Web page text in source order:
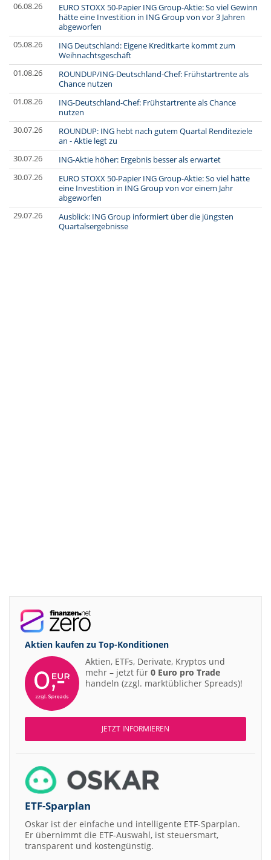
06.08.26
EURO STOXX 50-Papier ING Group-Aktie: So viel Gewinn
hätte eine Investition in ING Group von vor 3 Jahren
abgeworfen
05.08.26
ING Deutschland: Eigene Kreditkarte kommt zum
Weihnachtsgeschäft
01.08.26
ROUNDUP/ING-Deutschland-Chef: Frühstartrente als
Chance nutzen
01.08.26
ING-Deutschland-Chef: Frühstartrente als Chance
nutzen
30.07.26
ROUNDUP: ING hebt nach gutem Quartal Renditeziele
an - Aktie legt zu
30.07.26
ING-Aktie höher: Ergebnis besser als erwartet
30.07.26
EURO STOXX 50-Papier ING Group-Aktie: So viel hätte
eine Investition in ING Group von vor einem Jahr
abgeworfen
29.07.26
Ausblick: ING Group informiert über die jüngsten
Quartalsergebnisse
Aktien kaufen zu Top-Konditionen
Aktien, ETFs, Derivate, Kryptos und
mehr – jetzt für 0 Euro pro Trade
handeln (zzgl. marktüblicher Spreads)!
JETZT INFORMIEREN
ETF-Sparplan
Oskar ist der einfache und intelligente ETF-Sparplan.
Er übernimmt die ETF-Auswahl, ist steuersmart,
transparent und kostengünstig.